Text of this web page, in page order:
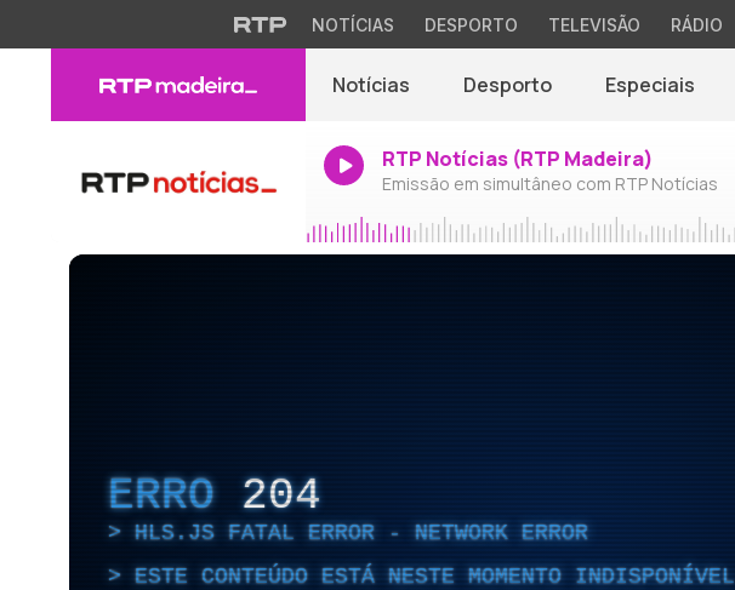
NOTÍCIAS DESPORTO TELEVISÃO RÁDIO
Notícias Desporto Especiais
RTP Notícias (RTP Madeira)
Emissão em simultâneo com RTP Notícias
ERRO 204
HLS.JS FATAL ERROR - NETWORK ERROR
ESTE CONTEÚDO ESTÁ NESTE MOMENTO INDISPONÍVEL